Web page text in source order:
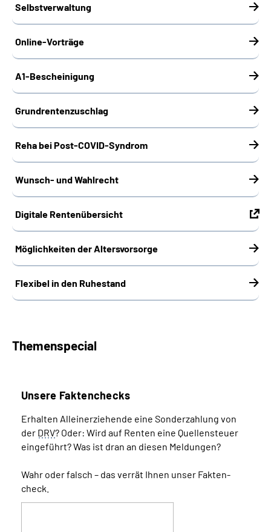
Selbstverwaltung
Online-Vorträge
A1-Bescheinigung
Grundrentenzuschlag
Reha bei Post-COVID-Syndrom
Wunsch- und Wahlrecht
Digitale Rentenübersicht
Möglichkeiten der Altersvorsorge
Flexibel in den Ruhestand
Themenspecial
Unsere Faktenchecks
Erhalten Alleinerziehende eine Sonder­zahlung von
der DRV? Oder: Wird auf Renten eine Quellen­­steuer
eingeführt? Was ist dran an diesen Meldungen?
Wahr oder falsch – das verrät Ihnen unser Fakten­
check.